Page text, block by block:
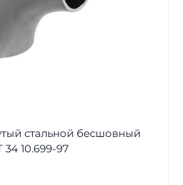
стальной бесшовный
10.699-97